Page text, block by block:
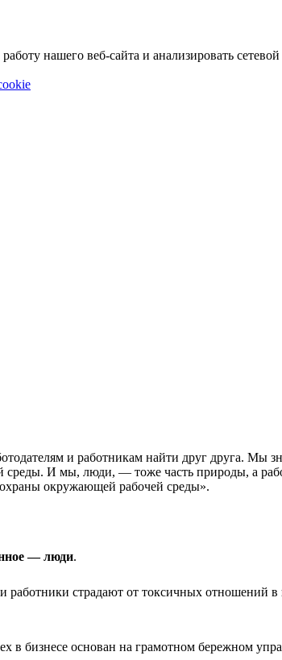
нашего веб-сайта и анализировать
и работникам найти друг друга. Мы
И мы, люди, — тоже часть природы, а
окружающей рабочей среды».
— люди.
работники страдают от токсичных отношений в
бизнесе основан на грамотном бережном